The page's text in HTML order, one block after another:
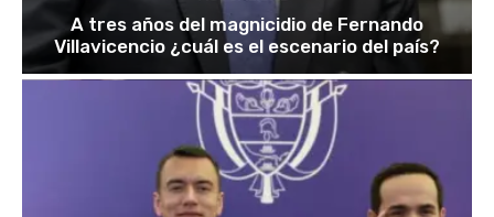
A tres años del magnicidio de Fernando
Villavicencio ¿cuál es el escenario del país?